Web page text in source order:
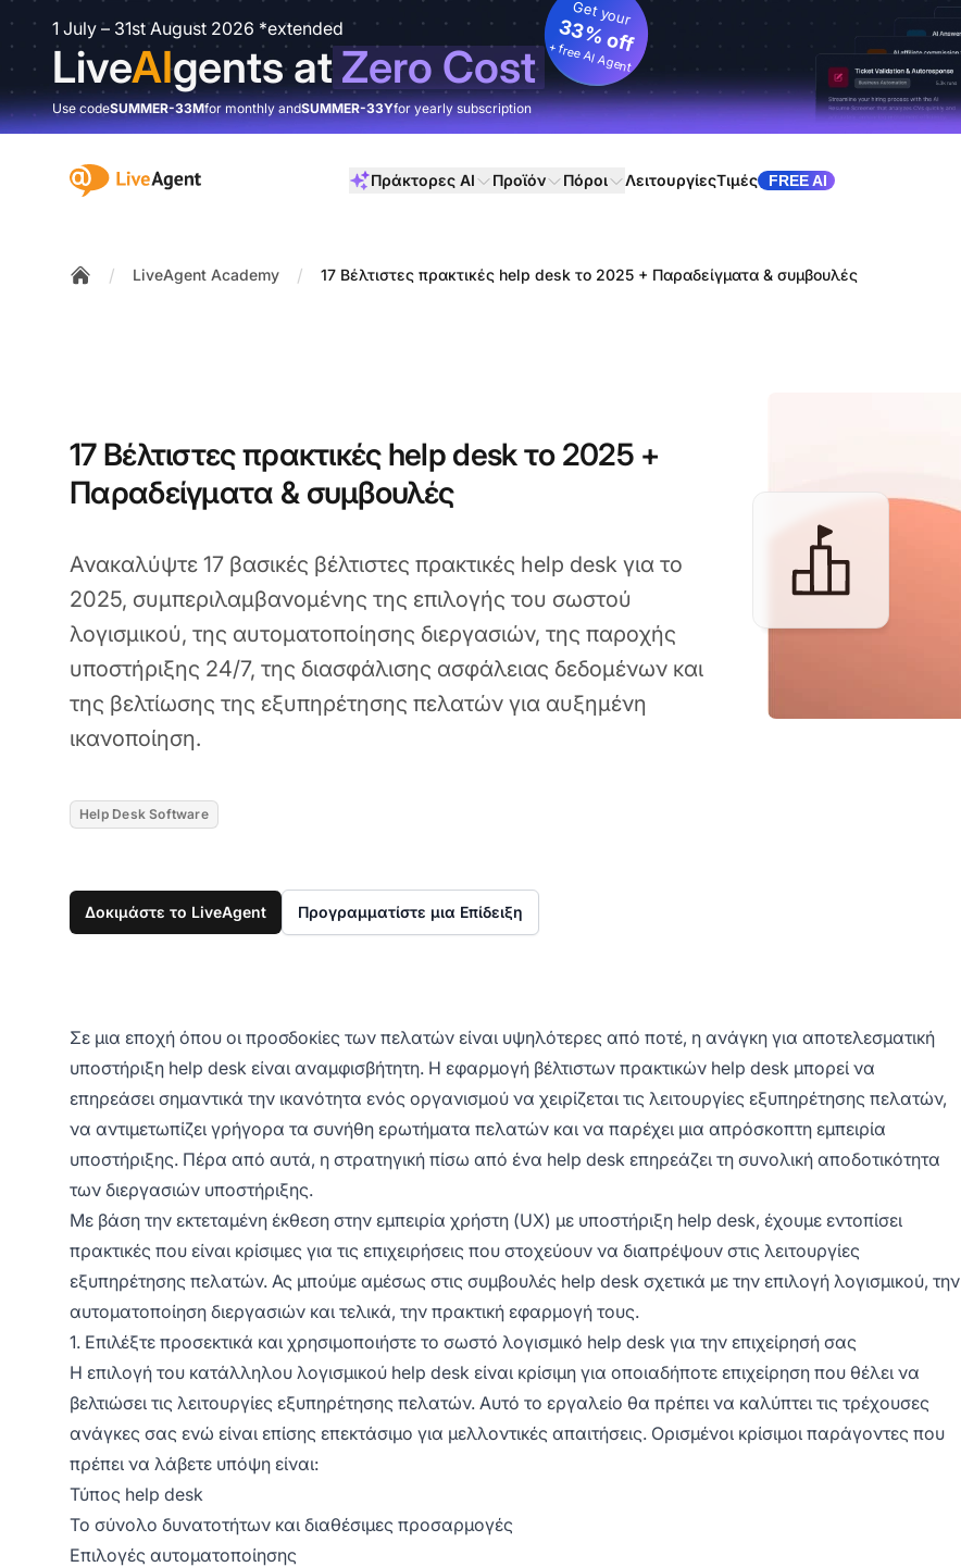
1 July – 31st August 2026 *extended
LiveAIgents atZero Cost
Get your
33% off
+ free AI Agent
Use codeSUMMER-33Mfor monthly andSUMMER-33Yfor yearly subscription
:site.title Πράκτορες AI Προϊόν Πόροι ΛειτουργίεςΤιμές FREE AI
/ LiveAgent Academy / 17 Βέλτιστες πρακτικές help desk το 2025 + Παραδείγματα & συμβουλές
17 Βέλτιστες πρακτικές help desk το 2025 +
Παραδείγματα & συμβουλές
Ανακαλύψτε 17 βασικές βέλτιστες πρακτικές help desk για το
2025, συμπεριλαμβανομένης της επιλογής του σωστού
λογισμικού, της αυτοματοποίησης διεργασιών, της παροχής
υποστήριξης 24/7, της διασφάλισης ασφάλειας δεδομένων και
της βελτίωσης της εξυπηρέτησης πελατών για αυξημένη
ικανοποίηση.
Help Desk Software
Δοκιμάστε το LiveAgent Προγραμματίστε μια Επίδειξη
Σε μια εποχή όπου οι προσδοκίες των πελατών είναι υψηλότερες από ποτέ, η ανάγκη για αποτελεσματική
υποστήριξη help desk είναι αναμφισβήτητη. Η εφαρμογή βέλτιστων πρακτικών help desk μπορεί να
επηρεάσει σημαντικά την ικανότητα ενός οργανισμού να χειρίζεται τις λειτουργίες εξυπηρέτησης πελατών,
να αντιμετωπίζει γρήγορα τα συνήθη ερωτήματα πελατών και να παρέχει μια απρόσκοπτη εμπειρία
υποστήριξης. Πέρα από αυτά, η στρατηγική πίσω από ένα help desk επηρεάζει τη συνολική αποδοτικότητα
των διεργασιών υποστήριξης.
Με βάση την εκτεταμένη έκθεση στην εμπειρία χρήστη (UX) με υποστήριξη help desk, έχουμε εντοπίσει
πρακτικές που είναι κρίσιμες για τις επιχειρήσεις που στοχεύουν να διαπρέψουν στις λειτουργίες
εξυπηρέτησης πελατών. Ας μπούμε αμέσως στις συμβουλές help desk σχετικά με την επιλογή λογισμικού, την
αυτοματοποίηση διεργασιών και τελικά, την πρακτική εφαρμογή τους.
1. Επιλέξτε προσεκτικά και χρησιμοποιήστε το σωστό λογισμικό help desk για την επιχείρησή σας
Η επιλογή του κατάλληλου λογισμικού help desk είναι κρίσιμη για οποιαδήποτε επιχείρηση που θέλει να
βελτιώσει τις λειτουργίες εξυπηρέτησης πελατών. Αυτό το εργαλείο θα πρέπει να καλύπτει τις τρέχουσες
ανάγκες σας ενώ είναι επίσης επεκτάσιμο για μελλοντικές απαιτήσεις. Ορισμένοι κρίσιμοι παράγοντες που
πρέπει να λάβετε υπόψη είναι:
Τύπος help desk
Το σύνολο δυνατοτήτων και διαθέσιμες προσαρμογές
Επιλογές αυτοματοποίησης